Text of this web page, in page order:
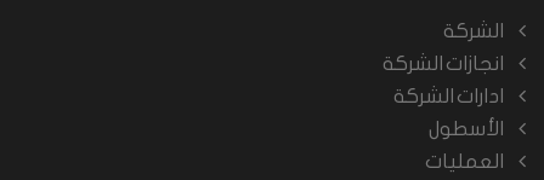
الشركة
انجازات الشركة
ادارات الشركة
الأسطول
العمليات